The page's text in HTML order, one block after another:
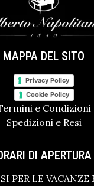
MAPPA DEL SITO
Privacy Policy
Cookie Policy
e Condizioni
Spedizioni e Resi
DI APERTURA
PER LE VACANZE